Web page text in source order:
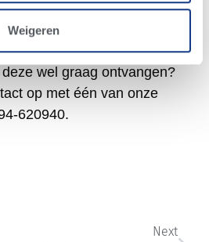
Weigeren
in uw brievenbus?
nog niet in uw
wel graag ontvangen?
op met één van onze
620940.
Next